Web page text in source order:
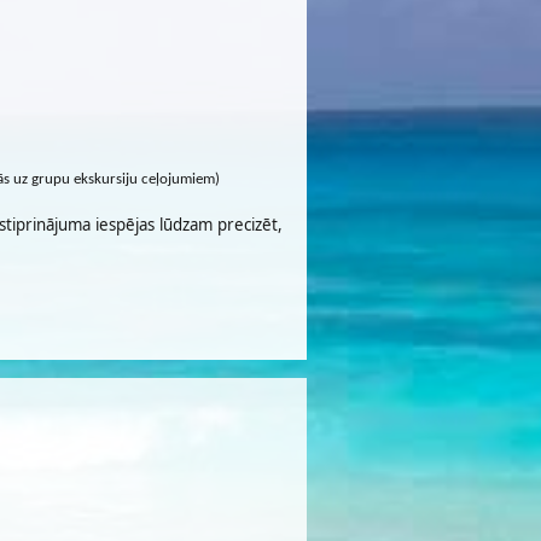
uz grupu ekskursiju ceļojumiem)
iespējas lūdzam precizēt,